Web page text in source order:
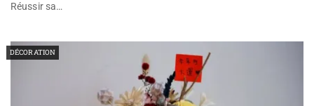
Réussir sa…
DÉCORATION